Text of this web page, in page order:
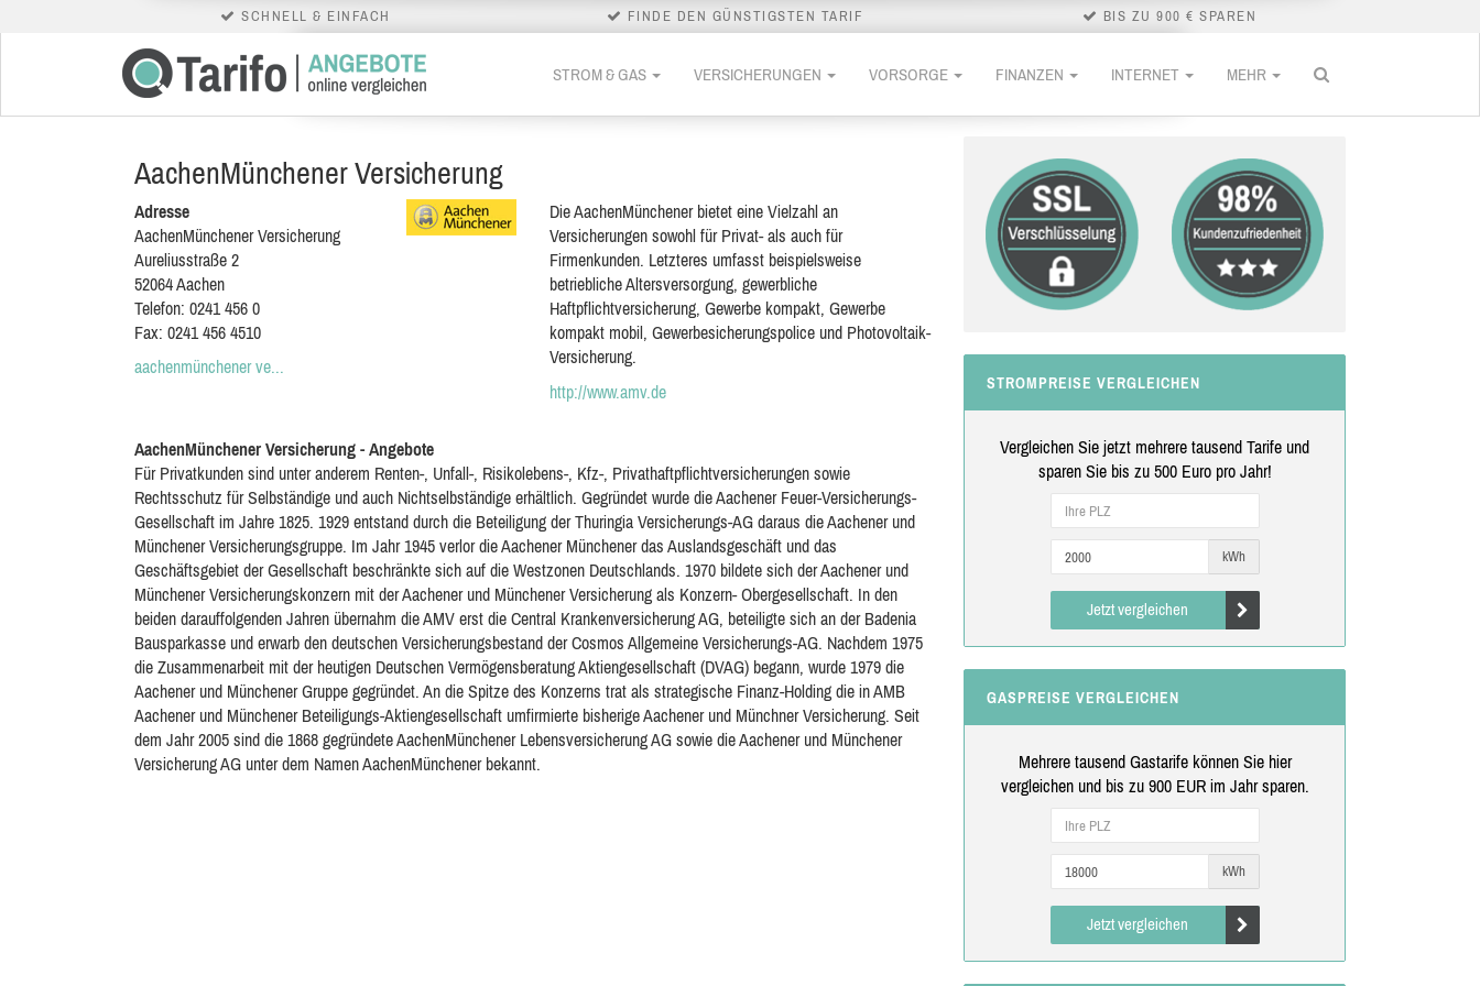
SCHNELL & EINFACH FINDE DEN GÜNSTIGSTEN TARIF BIS ZU 900 € SPAREN
STROM & GAS VERSICHERUNGEN VORSORGE FINANZEN INTERNET MEHR
AachenMünchener Versicherung
Adresse
AachenMünchener Versicherung
Aureliusstraße 2
52064Aachen
Telefon: 0241 456 0
Fax: 0241 456 4510
aachenmünchener ve...
Die AachenMünchener bietet eine Vielzahl an
Versicherungen sowohl für Privat- als auch für
Firmenkunden. Letzteres umfasst beispielsweise
betriebliche Altersversorgung, gewerbliche
Haftpflichtversicherung, Gewerbe kompakt, Gewerbe
kompakt mobil, Gewerbesicherungspolice und Photovoltaik-
Versicherung.
http://www.amv.de
AachenMünchener Versicherung - Angebote
Für Privatkunden sind unter anderem Renten-, Unfall-, Risikolebens-, Kfz-, Privathaftpflichtversicherungen sowie
Rechtsschutz für Selbständige und auch Nichtselbständige erhältlich. Gegründet wurde die Aachener Feuer-Versicherungs-
Gesellschaft im Jahre 1825. 1929 entstand durch die Beteiligung der Thuringia Versicherungs-AG daraus die Aachener und
Münchener Versicherungsgruppe. Im Jahr 1945 verlor die Aachener Münchener das Auslandsgeschäft und das
Geschäftsgebiet der Gesellschaft beschränkte sich auf die Westzonen Deutschlands. 1970 bildete sich der Aachener und
Münchener Versicherungskonzern mit der Aachener und Münchener Versicherung als Konzern- Obergesellschaft. In den
beiden darauffolgenden Jahren übernahm die AMV erst die Central Krankenversicherung AG, beteiligte sich an der Badenia
Bausparkasse und erwarb den deutschen Versicherungsbestand der Cosmos Allgemeine Versicherungs-AG. Nachdem 1975
die Zusammenarbeit mit der heutigen Deutschen Vermögensberatung Aktiengesellschaft (DVAG) begann, wurde 1979 die
Aachener und Münchener Gruppe gegründet. An die Spitze des Konzerns trat als strategische Finanz-Holding die in AMB
Aachener und Münchener Beteiligungs-Aktiengesellschaft umfirmierte bisherige Aachener und Münchner Versicherung. Seit
dem Jahr 2005 sind die 1868 gegründete AachenMünchener Lebensversicherung AG sowie die Aachener und Münchener
Versicherung AG unter dem Namen AachenMünchener bekannt.
STROMPREISE VERGLEICHEN
Vergleichen Sie jetzt mehrere tausend Tarife und
sparen Sie bis zu 500 Euro pro Jahr!
kWh
Jetzt vergleichen
GASPREISE VERGLEICHEN
Mehrere tausend Gastarife können Sie hier
vergleichen und bis zu 900 EUR im Jahr sparen.
kWh
Jetzt vergleichen